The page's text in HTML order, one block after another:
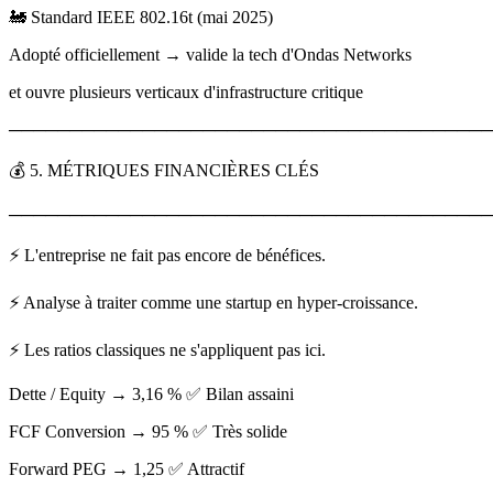
🚂 Standard IEEE 802.16t (mai 2025)
Adopté officiellement → valide la tech d'Ondas Networks
et ouvre plusieurs verticaux d'infrastructure critique
💰 5. MÉTRIQUES FINANCIÈRES CLÉS
⚡ L'entreprise ne fait pas encore de bénéfices.
⚡ Analyse à traiter comme une startup en hyper-croissance.
⚡ Les ratios classiques ne s'appliquent pas ici.
Dette / Equity → 3,16 % ✅ Bilan assaini
FCF Conversion → 95 % ✅ Très solide
Forward PEG → 1,25 ✅ Attractif